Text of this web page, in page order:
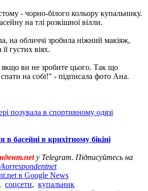
- чорно-білого кольору купальнику.
на тлі розкішної вілли.
на обличчі зробила ніжний макіяж,
густих віях.
ви не зробите цього. Так що
спати на собі!" - підписала фото Ана.
позувала в спортивному одязі
басейні в крихітному бікіні
у Telegram. Підписуйтесь на
в Google News
, соцсети, купальник